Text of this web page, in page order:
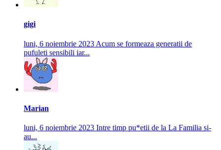
gigi
luni, 6 noiembrie 2023 Acum se formeaza generatii de
pufuleti sensibili iar...
Marian
luni, 6 noiembrie 2023 Intre timp pu*etii de la La Familia si-
au...